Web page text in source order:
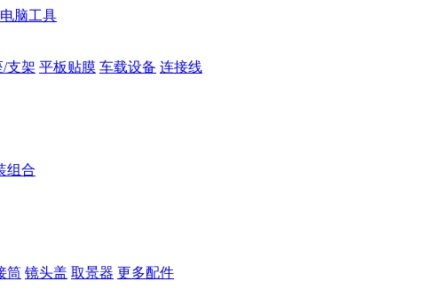
电脑工具
支架 平板贴膜 车载设备 连接线
组合
筒 镜头盖 取景器 更多配件